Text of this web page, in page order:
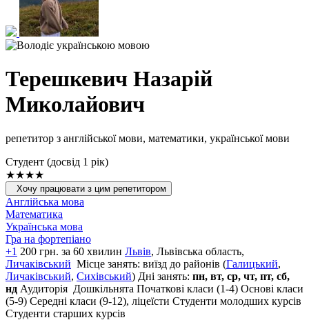
Терешкевич Назарій
Миколайович
репетитор з англійської мови, математики, української мови
Cтудент (досвід 1 рік)
★★★★
Хочу працювати з цим репетитором
Англійська мова
Математика
Українська мова
Гра на фортепіано
+1 200 грн. за 60 хвилин Львів, Львiвська область,
Личаківський Місце занять: виїзд до районів (Галицький,
Личаківський, Сихівський) Дні занять: пн, вт, ср, чт, пт, сб,
нд Аудиторія Дошкільнята Початкові класи (1-4) Основі класи
(5-9) Середні класи (9-12), ліцеїсти Студенти молодших курсів
Студенти старших курсів